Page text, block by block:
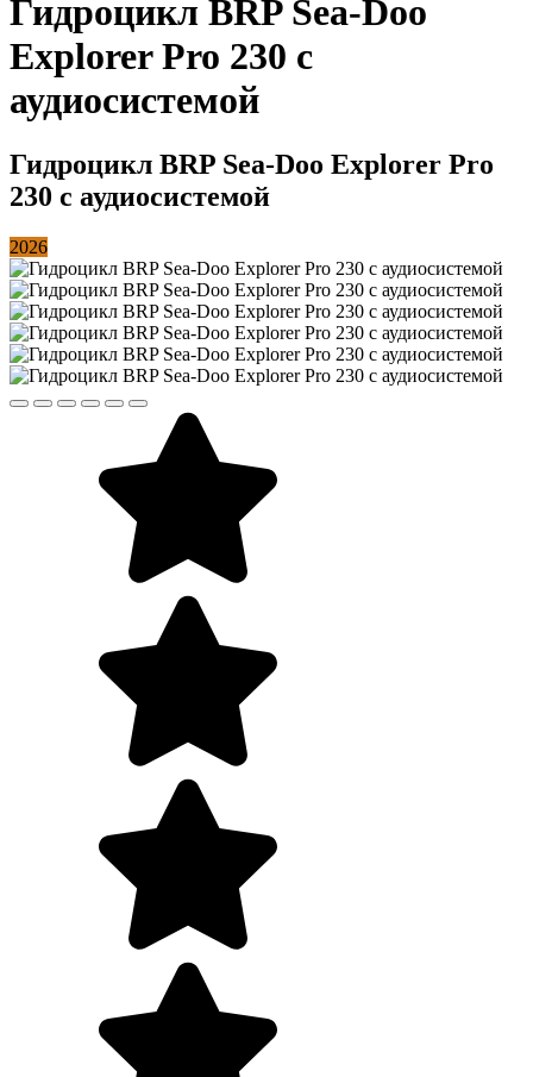
Гидроцикл BRP Sea-Doo
Explorer Pro 230 с
аудиосистемой
Гидроцикл BRP Sea-Doo Explorer Pro
230 с аудиосистемой
2026